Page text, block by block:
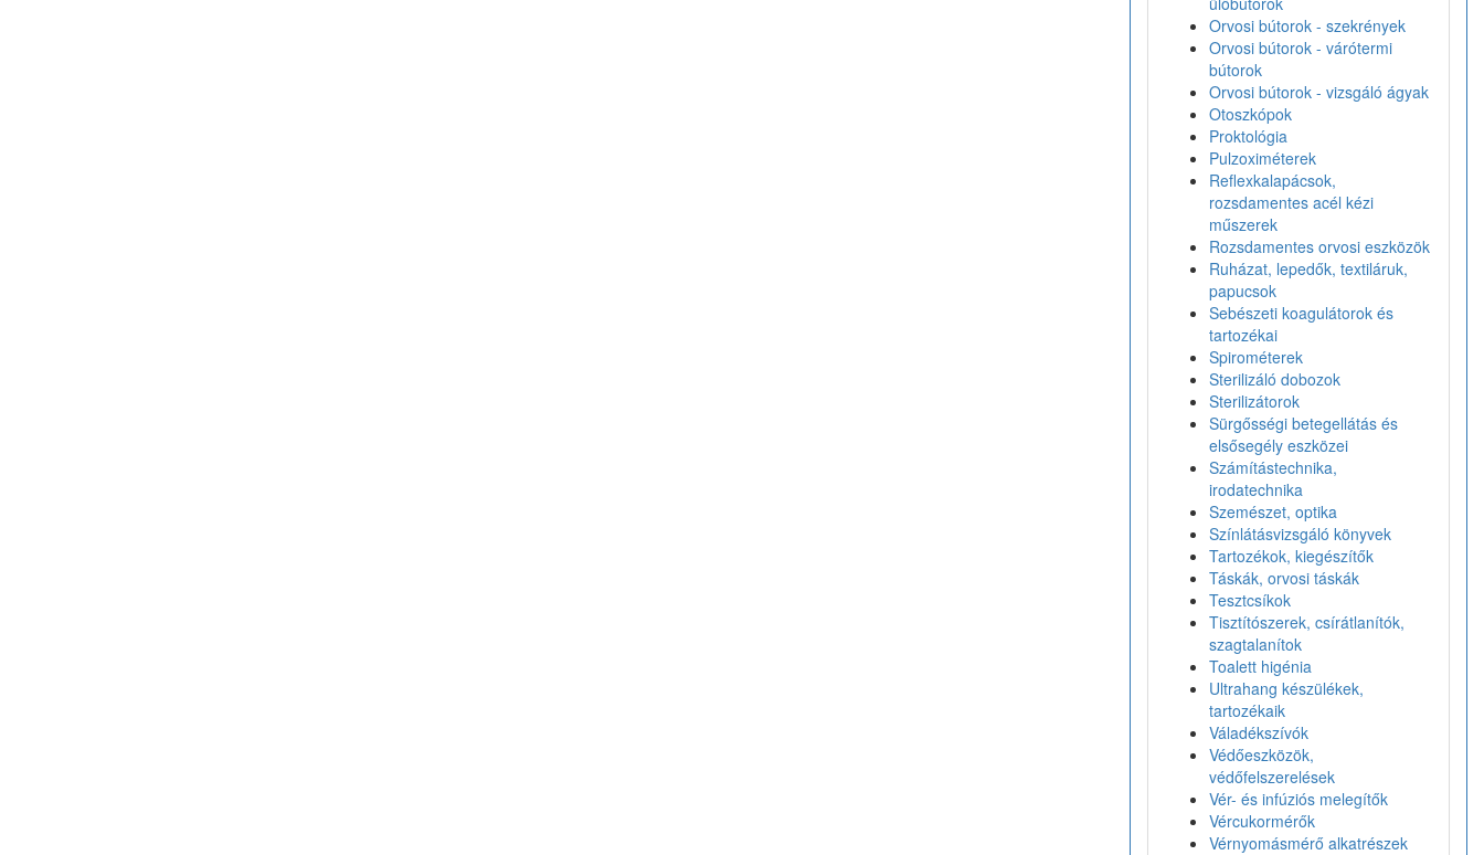
Orvosi bútorok - szekrények
Orvosi bútorok - várótermi
bútorok
Orvosi bútorok - vizsgáló ágyak
Otoszkópok
Proktológia
Pulzoximéterek
Reflexkalapácsok,
rozsdamentes acél kézi
műszerek
Rozsdamentes orvosi eszközök
Ruházat, lepedők, textiláruk,
papucsok
Sebészeti koagulátorok és
tartozékai
Spirométerek
Sterilizáló dobozok
Sterilizátorok
Sürgősségi betegellátás és
elsősegély eszközei
Számítástechnika,
irodatechnika
Szemészet, optika
Színlátásvizsgáló könyvek
Tartozékok, kiegészítők
Táskák, orvosi táskák
Tesztcsíkok
Tisztítószerek, csírátlanítók,
szagtalanítok
Toalett higénia
Ultrahang készülékek,
tartozékaik
Váladékszívók
Védőeszközök,
védőfelszerelések
Vér- és infúziós melegítők
Vércukormérők
Vérnyomásmérő alkatrészek